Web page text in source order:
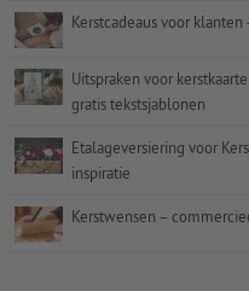
Kerstcadeaus voor
Uitspraken voor
gratis tekstsjablonen
Etalageversiering voor
inspiratie
Kerstwensen –